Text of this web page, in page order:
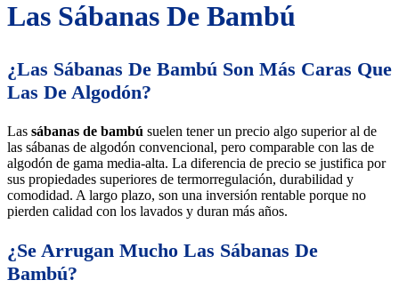
Las Sábanas De Bambú
¿Las Sábanas De Bambú Son Más Caras Que
Las De Algodón?
Las sábanas de bambú suelen tener un precio algo superior al de
las sábanas de algodón convencional, pero comparable con las de
algodón de gama media-alta. La diferencia de precio se justifica por
sus propiedades superiores de termorregulación, durabilidad y
comodidad. A largo plazo, son una inversión rentable porque no
pierden calidad con los lavados y duran más años.
¿Se Arrugan Mucho Las Sábanas De
Bambú?